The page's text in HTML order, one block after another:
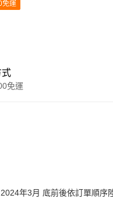
免運
式
免運
年3月 底前後依訂單順序